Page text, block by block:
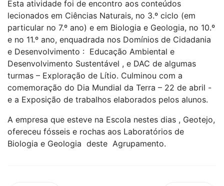
Esta atividade foi de encontro aos conteúdos
lecionados em Ciências Naturais, no 3.º ciclo (em
particular no 7.º ano) e em Biologia e Geologia, no 10.º
e no 11.º ano, enquadrada nos Domínios de Cidadania
e Desenvolvimento : Educação Ambiental e
Desenvolvimento Sustentável , e DAC de algumas
turmas – Exploração de Lítio. Culminou com a
comemoração do Dia Mundial da Terra – 22 de abril -
e a Exposição de trabalhos elaborados pelos alunos.
A empresa que esteve na Escola nestes dias , Geotejo,
ofereceu fósseis e rochas aos Laboratórios de
Biologia e Geologia deste Agrupamento.